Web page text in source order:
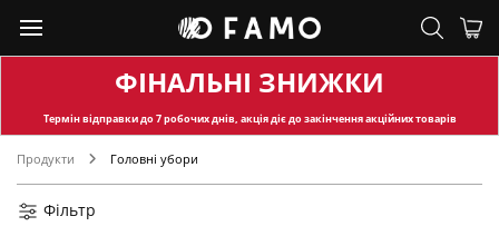
ФІНАЛЬНІ ЗНИЖКИ
Термін відправкидо 7 робочих днів, акція діє до закінчення акційних товарів
Продукти Головні убори
Фільтр